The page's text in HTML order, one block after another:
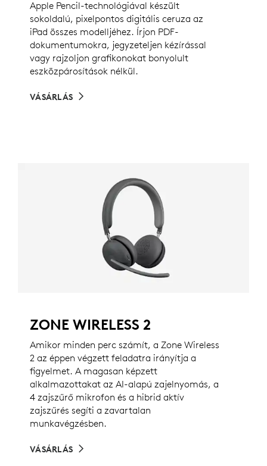
Apple Pencil-technológiával készült
sokoldalú, pixelpontos digitális ceruza az
iPad összes modelljéhez. Írjon PDF-
dokumentumokra, jegyzeteljen kézírással
vagy rajzoljon grafikonokat bonyolult
eszközpárosítások nélkül.
VÁSÁRLÁS
ZONE WIRELESS 2
Amikor minden perc számít, a Zone Wireless
2 az éppen végzett feladatra irányítja a
figyelmet. A magasan képzett
alkalmazottakat az AI-alapú zajelnyomás, a
4 zajszűrő mikrofon és a hibrid aktív
zajszűrés segíti a zavartalan
munkavégzésben.
VÁSÁRLÁS